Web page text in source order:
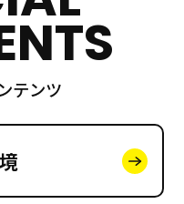
テンツ